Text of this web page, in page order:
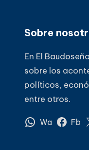
Sobre
En El
sobre los
políticos,
entre otros.
Wa Fb